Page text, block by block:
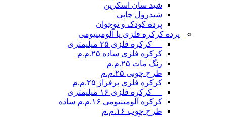
شید سان اسکرین
شیدرول چاپی
پرده کودک و نوجوان
پرده کرکره فلزی یا آلومینیومی
__ کرکره فلزی ۲۵ میلیمتری
کرکره فلزی ساده ۲۵.م.م
رنگ مات ۲۵.م.م
طرح چوبی ۲۵.م.م
کرکره فلزی پرفراژ ۲۵.م.م
__ کرکره فلزی ۱۶ میلیمتری
کرکره آلومینیومی ۱۶.م.م ساده
طرح چوب ۱۶.م.م